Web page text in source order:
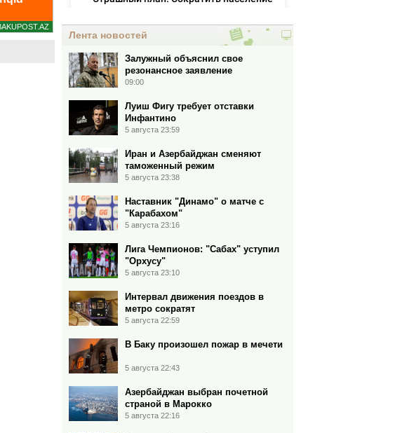
Лента новостей
Залужный объяснил свое
резонансное заявление
09:00
Луиш Фигу требует отставки
Инфантино
5 августа 23:59
Иран и Азербайджан сменяют
таможенный режим
5 августа 23:38
Наставник "Динамо" о матче с
"Карабахом"
5 августа 23:16
Лига Чемпионов: "Сабах" уступил
"Орхусу"
5 августа 23:10
Интервал движения поездов в
метро сократят
5 августа 22:59
В Баку произошел пожар в мечети
5 августа 22:43
Азербайджан выбран почетной
страной в Марокко
5 августа 22:16